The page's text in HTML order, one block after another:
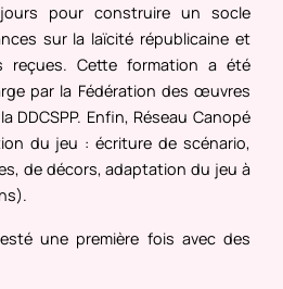
pour construire un socle
sur la laïcité républicaine et
reçues. Cette formation a été
par la Fédération des œuvres
DDCSPP. Enfin, Réseau Canopé
du jeu : écriture de scénario,
de décors, adaptation du jeu à
une première fois avec des